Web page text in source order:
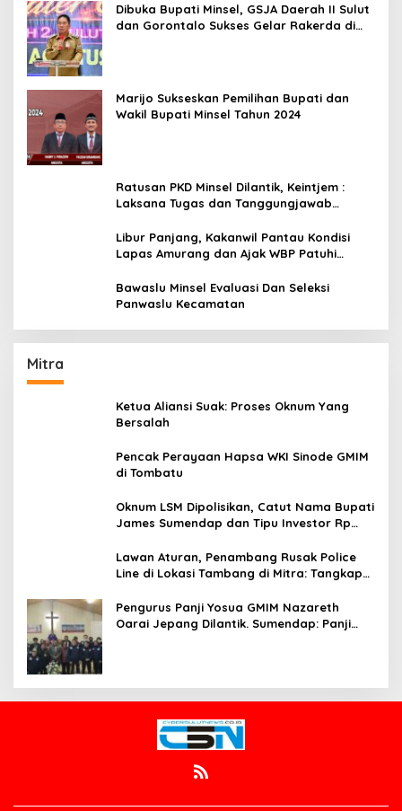
Dibuka Bupati Minsel, GSJA Daerah II Sulut
dan Gorontalo Sukses Gelar Rakerda di
Marijo Sukseskan Pemilihan Bupati dan
Wakil Bupati Minsel Tahun 2024
Ratusan PKD Minsel Dilantik, Keintjem :
Laksana Tugas dan Tanggungjawab
Libur Panjang, Kakanwil Pantau Kondisi
Lapas Amurang dan Ajak WBP Patuhi
Bawaslu Minsel Evaluasi Dan Seleksi
Panwaslu Kecamatan
Mitra
Ketua Aliansi Suak: Proses Oknum Yang
Bersalah
Pencak Perayaan Hapsa WKI Sinode GMIM
di Tombatu
Oknum LSM Dipolisikan, Catut Nama Bupati
James Sumendap dan Tipu Investor Rp
Lawan Aturan, Penambang Rusak Police
Line di Lokasi Tambang di Mitra: Tangkap
Pengurus Panji Yosua GMIM Nazareth
Oarai Jepang Dilantik. Sumendap: Panji